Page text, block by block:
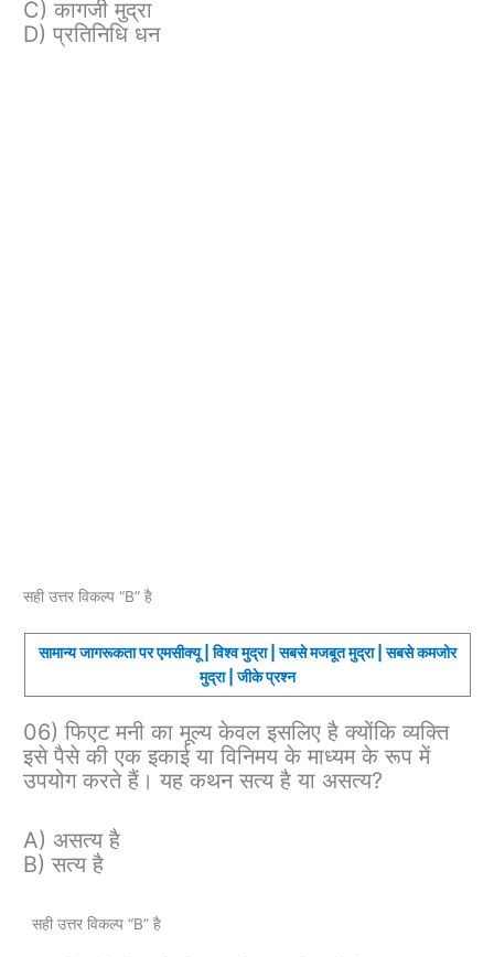
C) कागजी मुद्रा
D) प्रतिनिधि धन
सही उत्तर विकल्प “B” है
सामान्य जागरूकता पर एमसीक्यू | विश्व मुद्रा | सबसे मजबूत मुद्रा | सबसे कमजोर
मुद्रा | जीके प्रश्न
06) फिएट मनी का मूल्य केवल इसलिए है क्योंकि व्यक्ति
इसे पैसे की एक इकाई या विनिमय के माध्यम के रूप में
उपयोग करते हैं। यह कथन सत्य है या असत्य?
A) असत्य है
B) सत्य है
सही उत्तर विकल्प “B” है